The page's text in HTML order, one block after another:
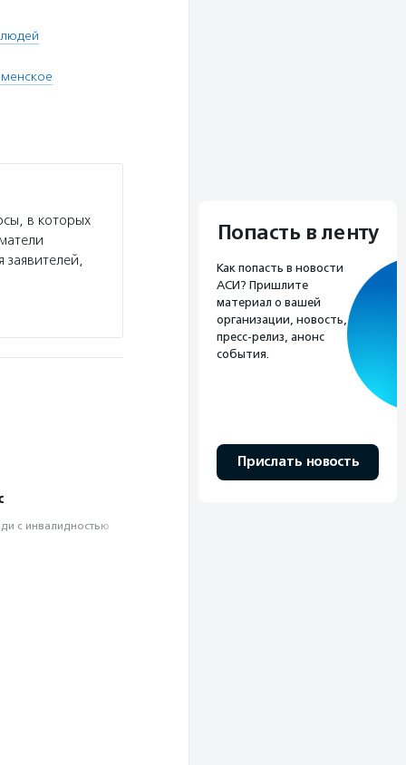
в которых
заявителей,
с инвалидностью
Попасть в ленту
Как попасть в новости
АСИ? Пришлите
материал о вашей
организации, новость,
пресс-релиз, анонс
события.
Прислать новость